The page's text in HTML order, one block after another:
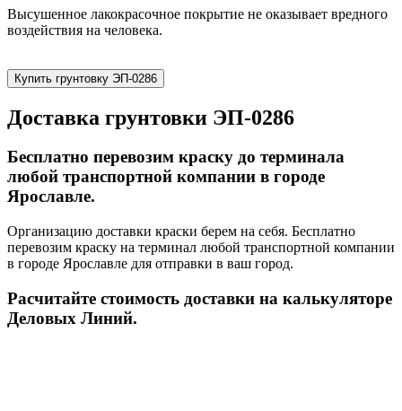
Высушенное лакокрасочное покрытие не оказывает вредного
воздействия на человека.
Купить грунтовку ЭП-0286
Доставка грунтовки ЭП-0286
Бесплатно перевозим краску до терминала
любой транспортной компании в городе
Ярославле.
Организацию доставки краски берем на себя. Бесплатно
перевозим краску на терминал любой транспортной компании
в городе Ярославле для отправки в ваш город.
Расчитайте стоимость доставки на калькуляторе
Деловых Линий.